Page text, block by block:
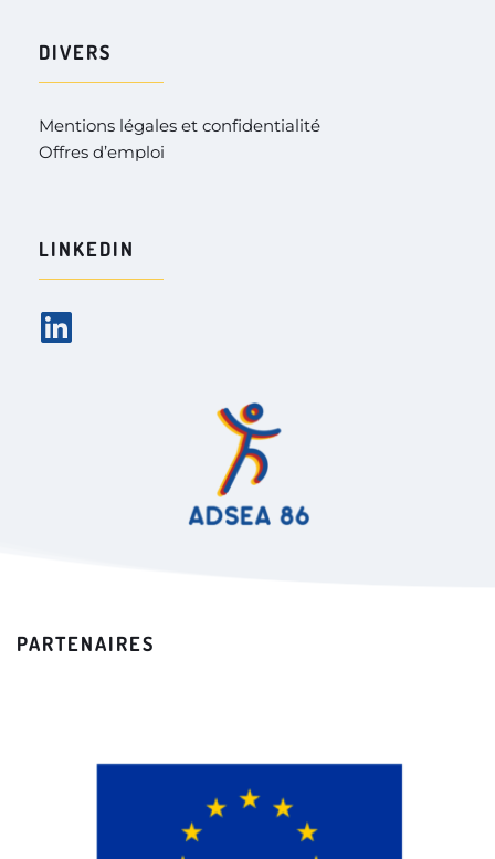
DIVERS
Mentions légales et confidentialité
Offres d’emploi
LINKEDIN
PARTENAIRES